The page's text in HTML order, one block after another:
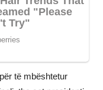
të mbështetur